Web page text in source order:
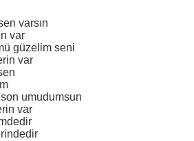
varsın
var
güzelim seni
var
umudumsun
var